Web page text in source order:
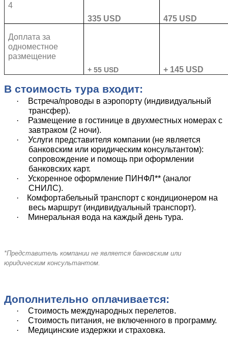
4
335 USD
475 USD
Доплата за
одноместное
размещение
+ 55 USD + 145 USD
В стоимость тура входит:
·
Встреча/проводы в аэропорту (индивидуальный
трансфер).
·
Размещение в гостинице в двухместных номерах с
завтраком (2 ночи).
·
Услуги представителя компании (не является
банковским или юридическим консультантом):
сопровождение и помощь при оформлении
банковских карт.
·
Ускоренное оформление ПИНФЛ** (аналог
СНИЛС).
·
Комфортабельный транспорт с кондиционером на
весь маршрут (индивидуальный транспорт).
·
Минеральная вода на каждый день тура.
*Представитель компании не является банковским или
юридическим консультантом.
Дополнительно оплачивается:
·
Стоимость международных перелетов.
·
Стоимость питания, не включенного в программу.
·
Медицинские издержки и страховка.